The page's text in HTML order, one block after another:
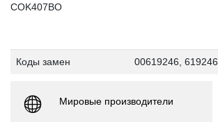
COK407BO
Коды замен 00619246, 619246
Мировые производители